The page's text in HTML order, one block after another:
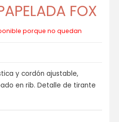
FOX
porque no quedan
y cordón ajustable,
en rib. Detalle de tirante